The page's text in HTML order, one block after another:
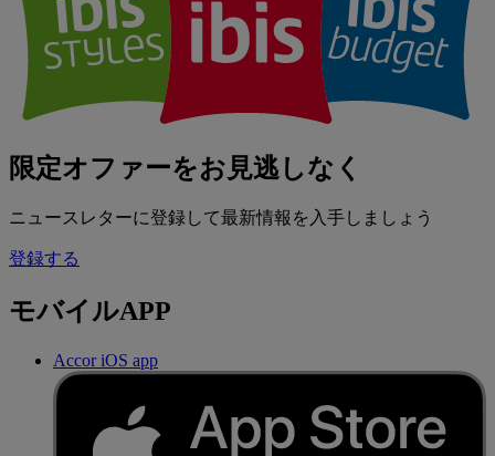
限定オファーをお見逃しなく
ニュースレターに登録して最新情報を入手しましょう
登録する
モバイルAPP
Accor iOS app